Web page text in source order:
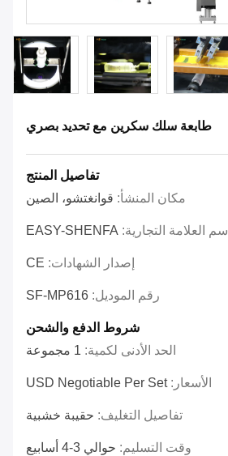
طابعة سلك سكرين مع تحديد بصري
تفاصيل المنتج
مكان المنشأ: قوانغتشو، الصين
اسم العلامة التجارية: EASY-SHENFA
إصدار الشهادات: CE
رقم الموديل: SF-MP616
شروط الدفع والشحن
الحد الأدنى لكمية: 1 مجموعة
الأسعار:USD Negotiable Per Set
تفاصيل التغليف: حقيبة خشبية
وقت التسليم: حوالي 3-4 أسابيع